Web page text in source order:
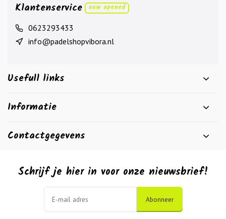
Klantenservice
now opened
0623293433
info@padelshopvibora.nl
Usefull links
Informatie
Contactgegevens
Schrijf je hier in voor onze nieuwsbrief!
Abonneer